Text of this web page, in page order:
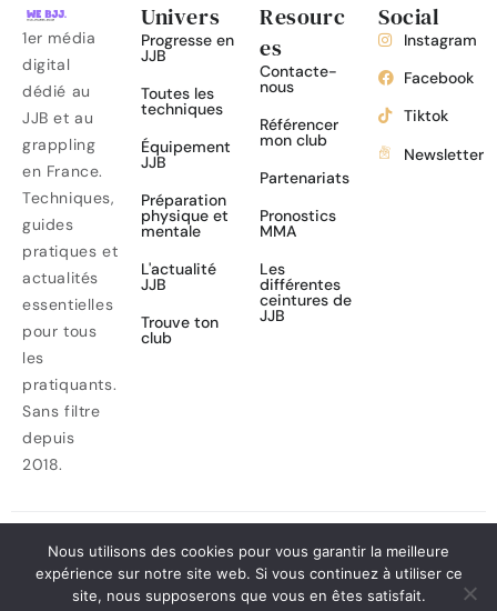
1er média
digital
dédié au
JJB et au
grappling
en France.
Techniques,
guides
pratiques et
actualités
essentielles
pour tous
les
pratiquants.
Sans filtre
depuis
2018.
Univers
Progresse en
JJB
Toutes les
techniques
Équipement
JJB
Préparation
physique et
mentale
L'actualité
JJB
Trouve ton
club
Resourc
es
Contacte-
nous
Référencer
mon club
Partenariats
Pronostics
MMA
Les
différentes
ceintures de
JJB
Social
Instagram
Facebook
Tiktok
Newsletter
© webjj. All Rights
Reserved.
Mentions légales
Nous utilisons des cookies pour vous garantir la meilleure
expérience sur notre site web. Si vous continuez à utiliser ce
site, nous supposerons que vous en êtes satisfait.